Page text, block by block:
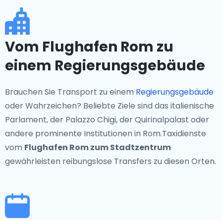
Vom Flughafen Rom zu
einem Regierungsgebäude
Brauchen Sie Transport zu einem Regierungsgebäude
oder Wahrzeichen? Beliebte Ziele sind das italienische
Parlament, der Palazzo Chigi, der Quirinalpalast oder
andere prominente Institutionen in Rom.Taxidienste
vom Flughafen Rom zum Stadtzentrum
gewährleisten reibungslose Transfers zu diesen Orten.